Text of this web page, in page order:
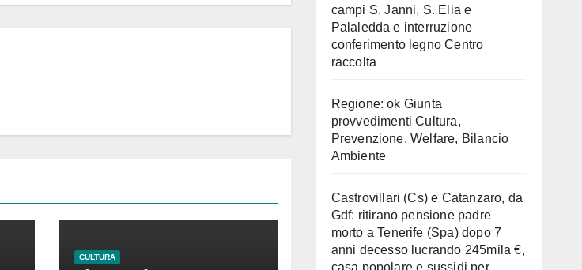
CULTURA
campi S. Janni, S. Elia e
Palaledda e interruzione
conferimento legno Centro
raccolta
Regione: ok Giunta
provvedimenti Cultura,
Prevenzione, Welfare, Bilancio
Ambiente
Castrovillari (Cs) e Catanzaro, da
Gdf: ritirano pensione padre
morto a Tenerife (Spa) dopo 7
anni decesso lucrando 245mila €,
casa popolare e sussidi per